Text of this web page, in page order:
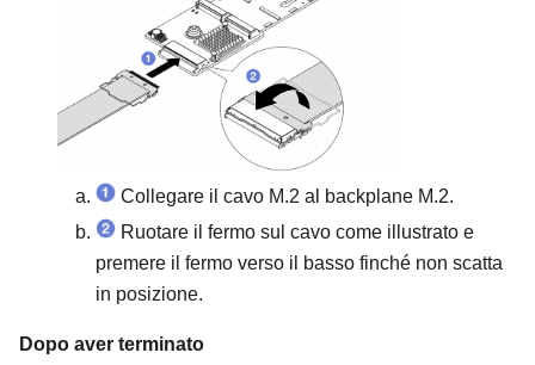
Collegare il cavo M.2 al backplane M.2.
Ruotare il fermo sul cavo come illustrato e
premere il fermo verso il basso finché non scatta
in posizione.
Dopo aver terminato